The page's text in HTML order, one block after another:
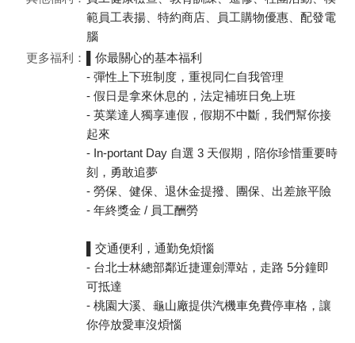
範員工表揚、特約商店、員工購物優惠、配發電
腦
更多福利：
▌你最關心的基本福利
- 彈性上下班制度，重視同仁自我管理
- 假日是拿來休息的，法定補班日免上班
- 英業達人獨享連假，假期不中斷，我們幫你接
起來
- In-portant Day 自選 3 天假期，陪你珍惜重要時
刻，勇敢追夢
- 勞保、健保、退休金提撥、團保、出差旅平險
- 年終獎金 / 員工酬勞
▌交通便利，通勤免煩惱
- 台北士林總部鄰近捷運劍潭站，走路 5分鐘即
可抵達
- 桃園大溪、龜山廠提供汽機車免費停車格，讓
你停放愛車沒煩惱